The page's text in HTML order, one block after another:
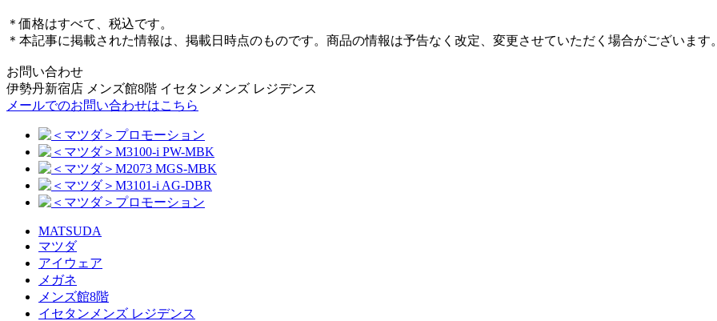
＊価格はすべて、税込です。
＊本記事に掲載された情報は、掲載日時点のものです。商品の情報は予告なく改定、変更させていただく場合がございます
お問い合わせ
伊勢丹新宿店 メンズ館8階 イセタンメンズ レジデンス
メールでのお問い合わせはこちら
MATSUDA
マツダ
アイウェア
メガネ
メンズ館8階
イセタンメンズ レジデンス